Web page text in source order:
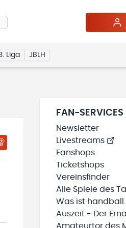
Liga JBLH
WIRD GELADEN
TEAMS“ HINZUFÜGEN
FAN-SERVICES
Newsletter
Livestreams
Fanshops
Ticketshops
Vereinsfinder
Alle Spiele des
Was ist
Auszeit - Der
Amateurtor des